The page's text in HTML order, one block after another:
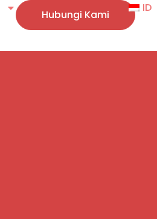
Hubungi Kami
ID